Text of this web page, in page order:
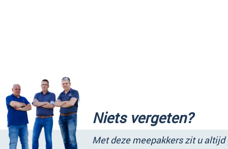
Niets vergeten?
Met deze meepakkers zit u altijd